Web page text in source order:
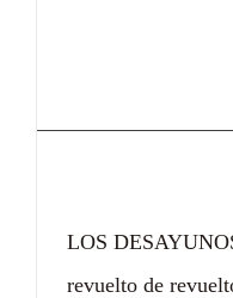
LOS
revuelto de